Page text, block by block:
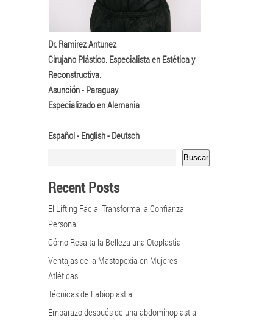
Dr. Ramirez Antunez
Cirujano Plástico. Especialista en Estética y
Reconstructiva.
Asunción - Paraguay
Especializado en Alemania
Español - English - Deutsch
Buscar
Recent Posts
El Lifting Facial Transforma la Confianza
Personal
Cómo Resalta la Belleza una Otoplastia
Ventajas de la Mastopexia en Mujeres
Atléticas
Técnicas de Labioplastia
Embarazo después de una abdominoplastia